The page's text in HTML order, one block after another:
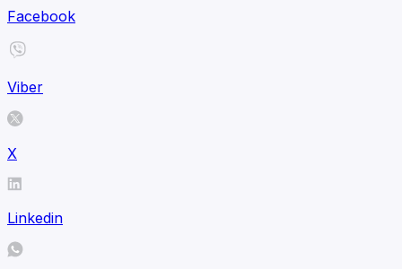
Facebook
Viber
X
Linkedin